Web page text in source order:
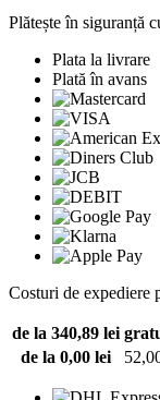
Plătește în siguranță
Plata la livrare
Plată în avans
Costuri de expediere
de la 340,89 lei
de la 0,00 lei